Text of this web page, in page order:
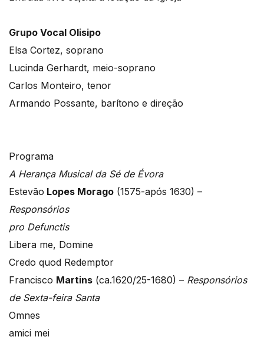
Grupo Vocal Olisipo
Elsa Cortez, soprano
Lucinda Gerhardt, meio-soprano
Carlos Monteiro, tenor
Armando Possante, barítono e direção
Programa
A Herança Musical da Sé de Évora
Estevão Lopes Morago (1575-após 1630) –
Responsórios
pro Defunctis
Libera me, Domine
Credo quod Redemptor
Francisco Martins (ca.1620/25-1680) – Responsórios
de Sexta-feira Santa
Omnes
amici mei